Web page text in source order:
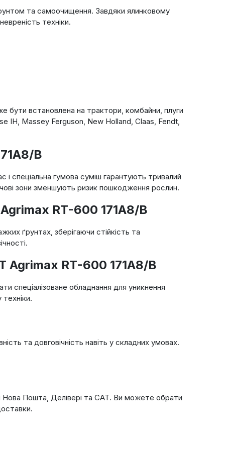
та самоочищення. Завдяки ялинковому
техніки.
бути встановлена на трактори, комбайни, плуги
IH, Massey Ferguson, New Holland, Claas, Fendt,
B
спеціальна гумова суміш гарантують тривалий
зони зменшують ризик пошкодження рослин.
RT-600 171A8/B
ґрунтах, зберігаючи стійкість та
Agrimax RT-600 171A8/B
спеціалізоване обладнання для уникнення
та довговічність навіть у складних умовах.
Нова Пошта, Делівері та САТ. Ви можете обрати